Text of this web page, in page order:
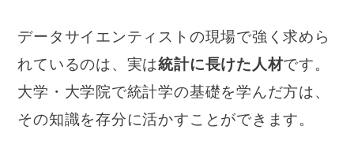
データサイエンティストの現場で強く求めら
れているのは、実は統計に長けた人材です。
大学・大学院で統計学の基礎を学んだ方は、
その知識を存分に活かすことができます。